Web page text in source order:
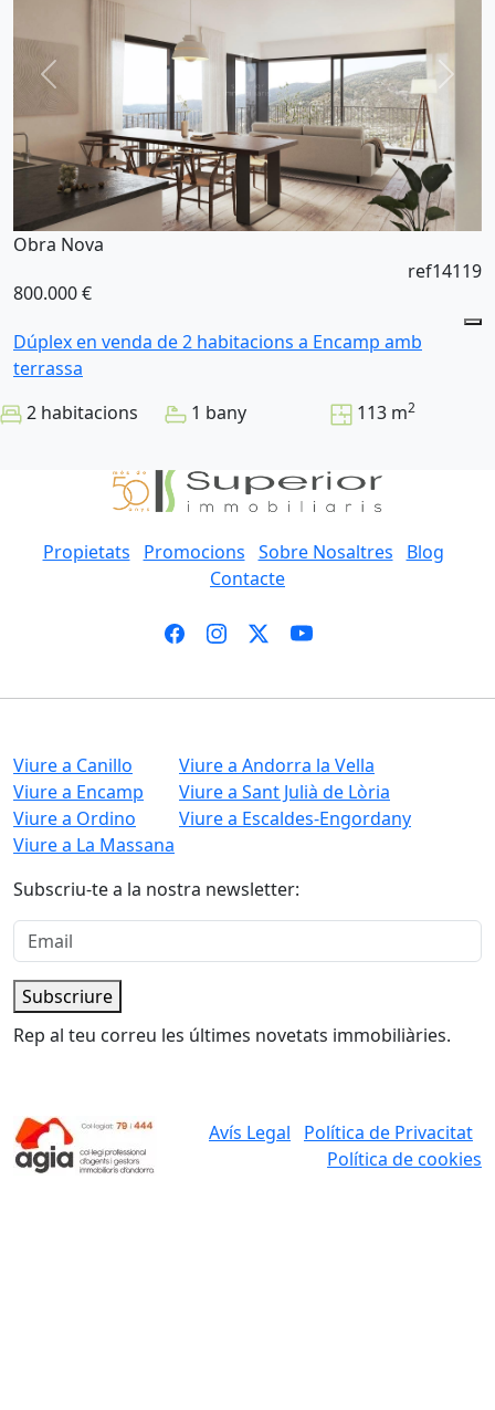
Obra Nova
800.000 €
ref14119
Dúplex en venda de 2 habitacions a Encamp amb
terrassa
2 habitacions
1 bany 113 m2
Propietats Promocions Sobre Nosaltres
Blog
Contacte
Viure a Canillo
Viure a Encamp
Viure a Ordino
Viure a La Massana
Viure a Andorra la Vella
Viure a Sant Julià de Lòria
Viure a Escaldes-Engordany
Subscriu-te a la nostra newsletter:
Subscriure
Rep al teu correu les últimes novetats immobiliàries.
Avís Legal
Política de Privacitat
Política de cookies